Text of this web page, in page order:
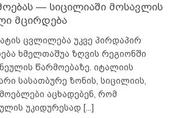
— სიცილიაში მოსავლის
მცირდება
ცვლილება უკვე პირდაპირ
ხმელთაშუა ზღვის რეგიონში
წარმოებაზე. იტალიის
სასათბურე ზონის, სიცილიის,
აცხადებენ, რომ
უკიდურესად [...]